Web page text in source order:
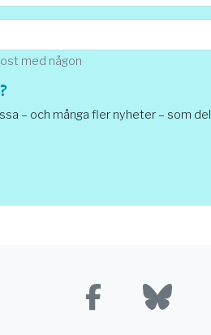
med någon
– och många fler nyheter – som